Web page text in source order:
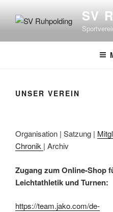
Inhalt
SV
UNSER VEREIN
Organisation | Satzung |
Chronik | Archiv
Zugang zum Online-Shop
Leichtathletik und Turnen:
https://team.jako.com/de-